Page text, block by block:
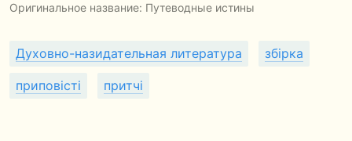
Оригинальное название: Путеводные истины
Духовно-назидательная литература збірка
приповісті притчі